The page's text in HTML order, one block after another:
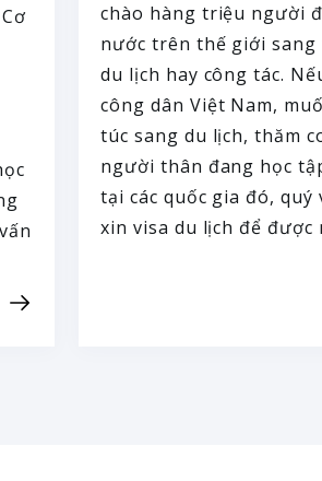
chào hàng triệu người
nước trên thế giới sang
du lịch hay công tác.
công dân Việt Nam,
túc sang du lịch, thăm
người thân đang học
tại các quốc gia đó, quý
xin visa du lịch để được